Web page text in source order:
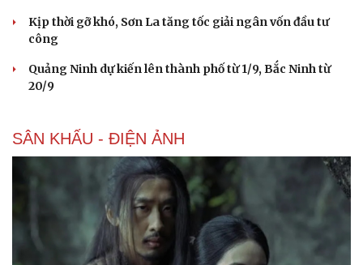
Kịp thời gỡ khó, Sơn La tăng tốc giải ngân vốn đầu tư
công
Quảng Ninh dự kiến lên thành phố từ 1/9, Bắc Ninh từ
20/9
SÂN KHẤU - ĐIỆN ẢNH